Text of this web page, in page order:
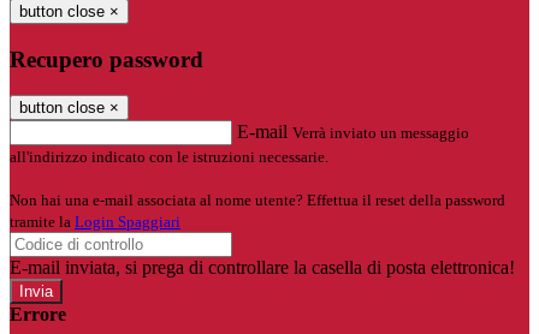
button close ×
Recupero password
button close ×
E-mail Verrà inviato un messaggio
all'indirizzo indicato con le istruzioni necessarie.
Non hai una e-mail associata al nome utente? Effettua il reset della password
tramite la Login Spaggiari
E-mail inviata, si prega di controllare la casella di posta elettronica!
Errore